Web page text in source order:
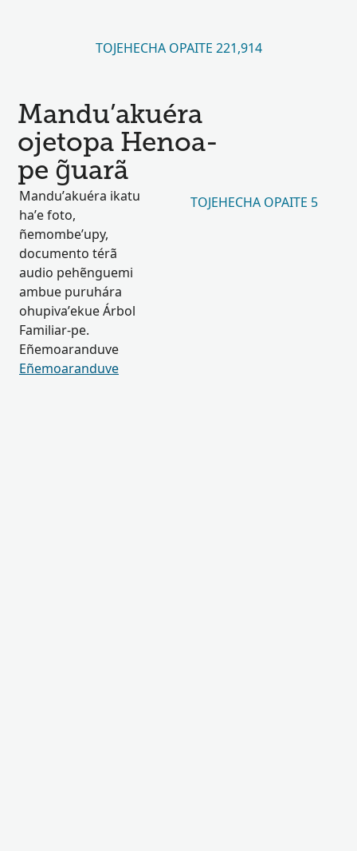
TOJEHECHA OPAITE 221,914
Mandu’akuéra
ojetopa Henoa-
pe g̃uarã
Mandu’akuéra ikatu
ha’e foto,
ñemombe’upy,
documento térã
audio pehẽnguemi
ambue puruhára
ohupiva’ekue Árbol
Familiar-pe.
Eñemoaranduve
Eñemoaranduve
TOJEHECHA OPAITE 5